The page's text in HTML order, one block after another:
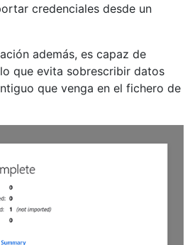
credenciales desde un
además, es capaz de
que evita sobrescribir datos
que venga en el fichero de